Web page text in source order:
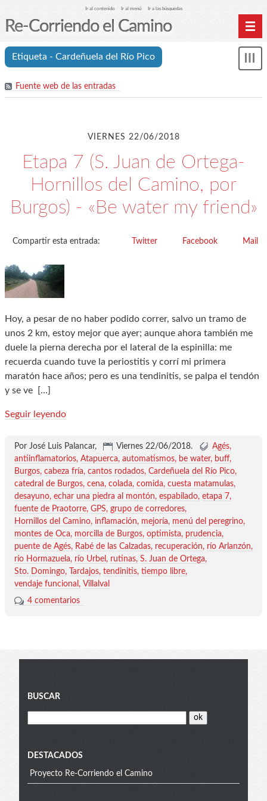
Ir al contenido Ir al menú Ir a las búsquedas
Re-Corriendo el Camino
Inicio
Índice analítico (etiquetas)
Etiqueta - Cardeñuela del Río Pico
Fuente web de las entradas
VIERNES 22/06/2018
Etapa 7 (S. Juan de Ortega-
Hornillos del Camino, por
Burgos) - «Be water my friend»
Compartir esta entrada: Twitter Facebook Mail
Hoy, a pesar de no haber podido correr, salvo un tramo de
unos 2 km, estoy mejor que ayer; aunque ahora también me
duele la pierna derecha por el lateral de la espinilla: me
recuerda cuando tuve la periostitis y corrí mi primera
maratón hace años; pero es una tendinitis, se palpa el tendón
y se ve
[…]
Seguir leyendo
Por José Luis Palancar, Viernes 22/06/2018.
Agés
antiinflamatorios Atapuerca automatismos be water
buff
Burgos cabeza fría cantos rodados Cardeñuela del Río Pico
catedral de Burgos cena colada comida cuesta matamulas
desayuno echar una piedra al montón espabilado etapa 7
fuente de Praotorre GPS grupo de corredores
Hornillos del Camino inflamación mejoría
menú del peregrino
montes de Oca
morcilla de Burgos optimista
prudencia
puente de Agés
Rabé de las Calzadas recuperación
río Arlanzón
río Hormazuela
río Urbel rutinas S. Juan de Ortega
Sto. Domingo
Tardajos tendinitis tiempo libre
vendaje funcional
Villalval
4 comentarios
Blog
menu
BUSCAR
DESTACADOS
Proyecto Re-Corriendo el Camino